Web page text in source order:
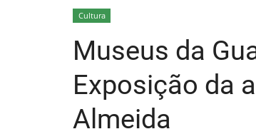
Cultura
Museus da
Exposição da
Almeida